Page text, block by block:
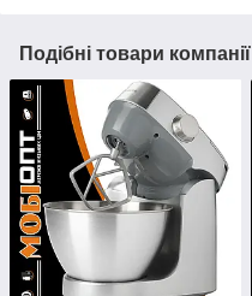
Подібні товари компанії